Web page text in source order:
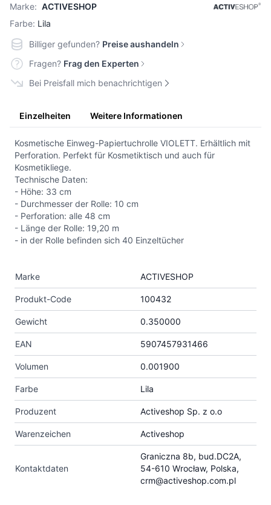
Marke: ACTIVESHOP
Farbe: Lila
Billiger gefunden? Preise aushandeln
Fragen? Frag den Experten
Bei Preisfall mich benachrichtigen
Einzelheiten Weitere Informationen
Kosmetische Einweg-Papiertuchrolle VIOLETT. Erhältlich mit
Perforation. Perfekt für Kosmetiktisch und auch für
Kosmetikliege.
Technische Daten:
- Höhe: 33 cm
- Durchmesser der Rolle: 10 cm
- Perforation: alle 48 cm
- Länge der Rolle: 19,20 m
- in der Rolle befinden sich 40 Einzeltücher
Marke ACTIVESHOP
Produkt-Code 100432
Gewicht 0.350000
EAN 5907457931466
Volumen 0.001900
Farbe Lila
Produzent Activeshop Sp. z o.o
Warenzeichen Activeshop
Kontaktdaten
Graniczna 8b, bud.DC2A,
54-610 Wrocław, Polska,
crm@activeshop.com.pl